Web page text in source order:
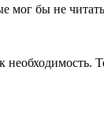
бы не